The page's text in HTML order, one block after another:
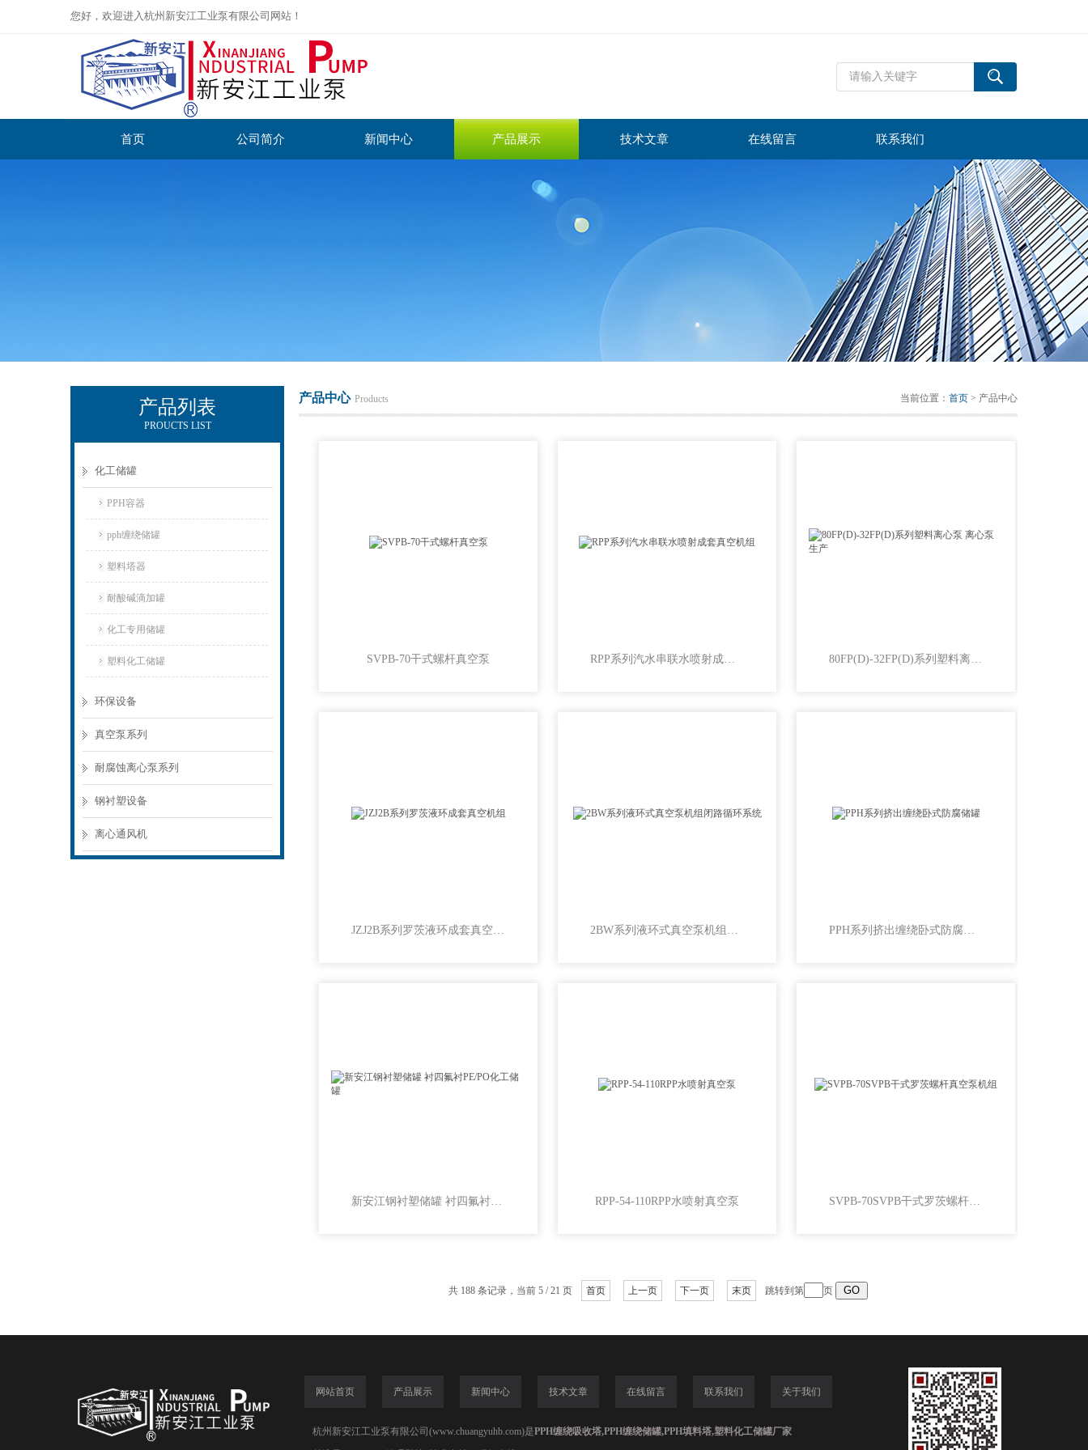
您好，欢迎进入杭州新安江工业泵有限公司网站！
首页 公司简介 新闻中心 产品展示 技术文章 在线留言 联系我们
产品列表
PROUCTS LIST
化工储罐
PPH容器
pph缠绕储罐
塑料塔器
耐酸碱滴加罐
化工专用储罐
塑料化工储罐
环保设备
真空泵系列
耐腐蚀离心泵系列
钢衬塑设备
离心通风机
产品中心 Products 当前位置： 首页 > 产品中心
SVPB-70干式螺杆真空泵 RPP系列汽水串联水喷射成套真空机组 80FP(D)-32FP(D)系列塑料离心泵 离心泵生产
JZJ2B系列罗茨液环成套真空机组 2BW系列液环式真空泵机组闭路循环系统 PPH系列挤出缠绕卧式防腐储罐
新安江钢衬塑储罐 衬四氟衬PE/PO化工储罐 RPP-54-110RPP水喷射真空泵 SVPB-70SVPB干式罗茨螺杆真空泵机组
共 188 条记录，当前 5 / 21 页 首页 上一页 下一页 末页 跳转到第 页
网站首页 产品展示 新闻中心 技术文章 在线留言 联系我们 关于我们
杭州新安江工业泵有限公司(www.chuangyuhb.com)是PPH缠绕吸收塔,PPH缠绕储罐,PPH填料塔,塑料化工储罐厂家